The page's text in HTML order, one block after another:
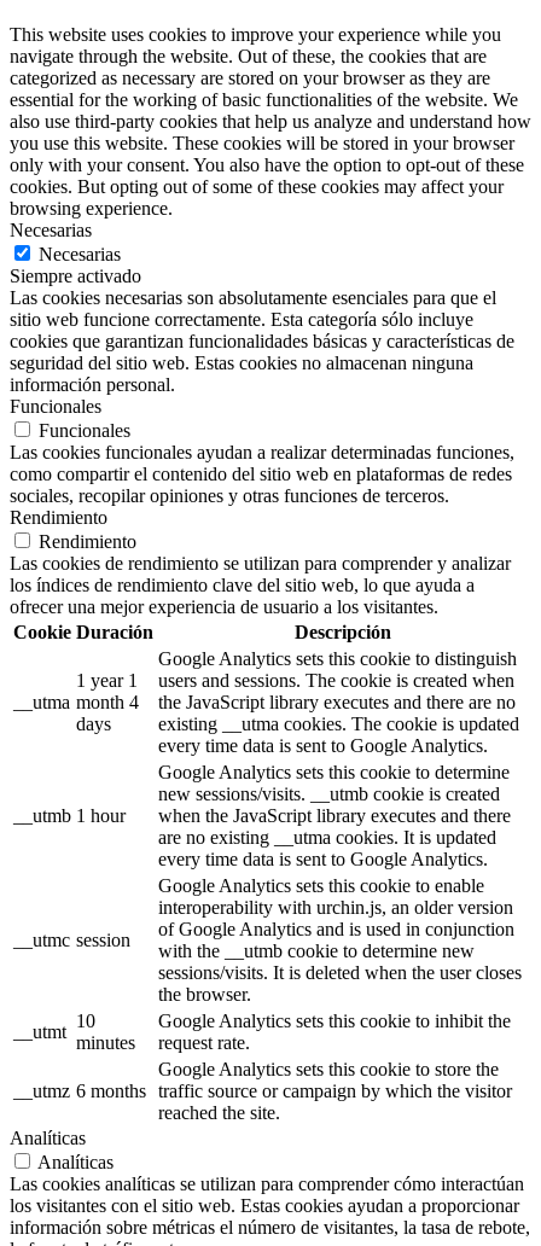
This website uses cookies to improve your experience while you
navigate through the website. Out of these, the cookies that are
categorized as necessary are stored on your browser as they are
essential for the working of basic functionalities of the website. We
also use third-party cookies that help us analyze and understand how
you use this website. These cookies will be stored in your browser
only with your consent. You also have the option to opt-out of these
cookies. But opting out of some of these cookies may affect your
browsing experience.
Necesarias
Necesarias
Siempre activado
Las cookies necesarias son absolutamente esenciales para que el
sitio web funcione correctamente. Esta categoría sólo incluye
cookies que garantizan funcionalidades básicas y características de
seguridad del sitio web. Estas cookies no almacenan ninguna
información personal.
Funcionales
Funcionales
Las cookies funcionales ayudan a realizar determinadas funciones,
como compartir el contenido del sitio web en plataformas de redes
sociales, recopilar opiniones y otras funciones de terceros.
Rendimiento
Rendimiento
Las cookies de rendimiento se utilizan para comprender y analizar
los índices de rendimiento clave del sitio web, lo que ayuda a
ofrecer una mejor experiencia de usuario a los visitantes.
Cookie Duración Descripción
__utma
1 year 1
month 4
days
Google Analytics sets this cookie to distinguish
users and sessions. The cookie is created when
the JavaScript library executes and there are no
existing __utma cookies. The cookie is updated
every time data is sent to Google Analytics.
__utmb 1 hour
Google Analytics sets this cookie to determine
new sessions/visits. __utmb cookie is created
when the JavaScript library executes and there
are no existing __utma cookies. It is updated
every time data is sent to Google Analytics.
__utmc session
Google Analytics sets this cookie to enable
interoperability with urchin.js, an older version
of Google Analytics and is used in conjunction
with the __utmb cookie to determine new
sessions/visits. It is deleted when the user closes
the browser.
__utmt
10
minutes
Google Analytics sets this cookie to inhibit the
request rate.
__utmz 6 months
Google Analytics sets this cookie to store the
traffic source or campaign by which the visitor
reached the site.
Analíticas
Analíticas
Las cookies analíticas se utilizan para comprender cómo interactúan
los visitantes con el sitio web. Estas cookies ayudan a proporcionar
información sobre métricas el número de visitantes, la tasa de rebote,